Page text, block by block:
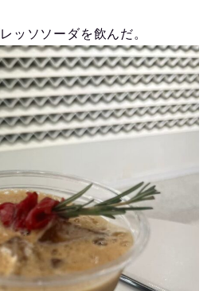
ッソソーダを飲んだ。